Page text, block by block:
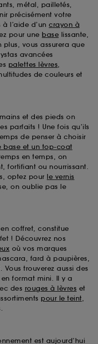
métal, pailletés,
précisément votre
l’aide d’un crayon à
pour une base lissante,
vous assurera que
avancées
palettes lèvres,
de couleurs et
et des pieds on
parfaits ! Une fois qu’ils
de penser à choisir
base et un top-coat
en temps, on
fortifiant ou nourrissant.
optez pour le vernis
on oublie pas le
coffret, constitue
! Découvrez nos
où vos marques
fard à paupières,
trouverez aussi des
format mini. Il y a
des rouges à lèvres et
pour le teint,
est aujourd’hui